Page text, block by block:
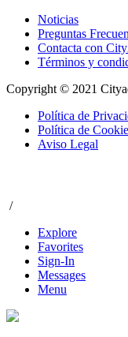
Noticias
Preguntas
Contacta con
Términos y
Copyright © 2021
Política de
Política de
Aviso Legal
/
Explore
Favorites
Sign-In
Messages
Menu